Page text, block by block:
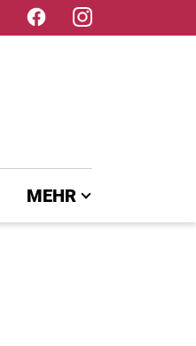
MEHR
×